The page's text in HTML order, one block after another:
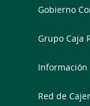
Gobierno
Grupo Caja
Información
Red de